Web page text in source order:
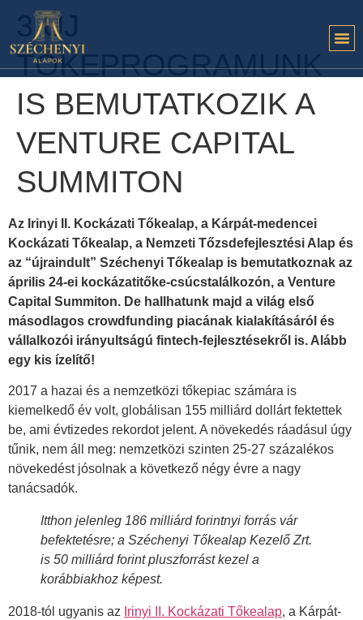
3 ÚJ
TŐKEPROGRAMUNK
IS BEMUTATKOZIK A
VENTURE CAPITAL
SUMMITON
Az Irinyi II. Kockázati Tőkealap, a Kárpát-medencei
Kockázati Tőkealap, a Nemzeti Tőzsdefejlesztési Alap és
az “újraindult” Széchenyi Tőkealap is bemutatkoznak az
április 24-ei kockázatitőke-csúcstalálkozón, a Venture
Capital Summiton. De hallhatunk majd a világ első
másodlagos crowdfunding piacának kialakításáról és
vállalkozói irányultságú fintech-fejlesztésekről is. Alább
egy kis ízelítő!
2017 a hazai és a nemzetközi tőkepiac számára is
kiemelkedő év volt, globálisan 155 milliárd dollárt fektettek
be, ami évtizedes rekordot jelent. A növekedés ráadásul úgy
tűnik, nem áll meg: nemzetközi szinten 25-27 százalékos
növekedést jósolnak a következő négy évre a nagy
tanácsadók.
Itthon jelenleg 186 milliárd forintnyi forrás vár
befektetésre; a Széchenyi Tőkealap Kezelő Zrt.
is 50 milliárd forint pluszforrást kezel a
korábbiakhoz képest.
2018-tól ugyanis az Irinyi II. Kockázati Tőkealap, a Kárpát-